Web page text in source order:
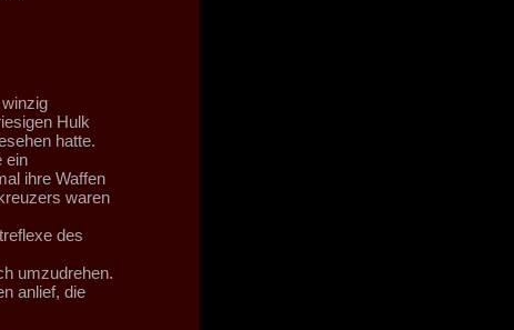
Hulk
hatte.
ein
ihre Waffen
waren
des
umzudrehen.
anlief, die